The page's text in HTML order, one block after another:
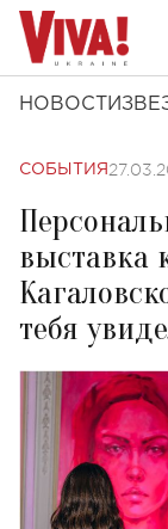
НОВОСТИ
СОБЫТИЯ
выставка
тебя